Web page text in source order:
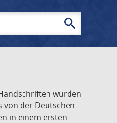
search
wurden
von der Deutschen
in einem ersten